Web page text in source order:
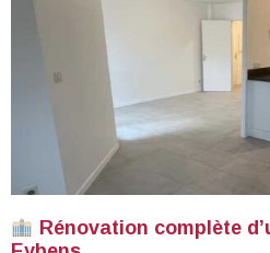
Rénovation complète